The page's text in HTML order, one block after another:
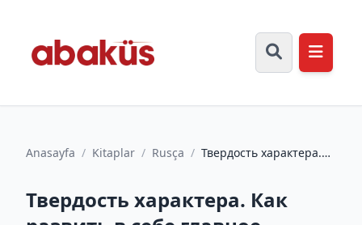
Anasayfa / Kitaplar / Rusça / Твердость характера.
успешных...
Твердость характера. Как